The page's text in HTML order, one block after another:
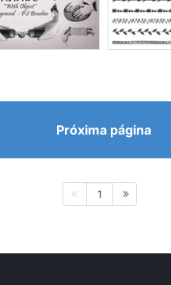
Próxima página
1